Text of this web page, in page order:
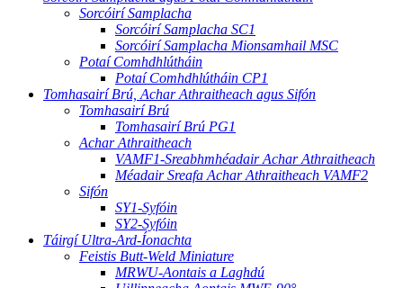
Sorcóirí Samplacha
Sorcóirí Samplacha SC1
Sorcóirí Samplacha Mionsamhail MSC
Potaí Comhdhlútháin
Potaí Comhdhlútháin CP1
Tomhasairí Brú, Achar Athraitheach agus Sifón
Tomhasairí Brú
Tomhasairí Brú PG1
Achar Athraitheach
VAMF1-Sreabhmhéadair Achar Athraitheach
Méadair Sreafa Achar Athraitheach VAMF2
Sifón
SY1-Syfóin
SY2-Syfóin
Táirgí Ultra-Ard-Íonachta
Feistis Butt-Weld Miniature
MRWU-Aontais a Laghdú